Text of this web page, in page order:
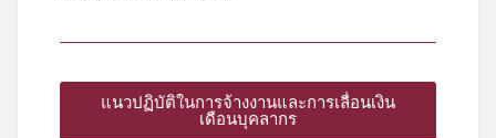
แนวปฏิบัติในการจ้างงานและการเลื่อนเงิน
เดือนบุคลากร